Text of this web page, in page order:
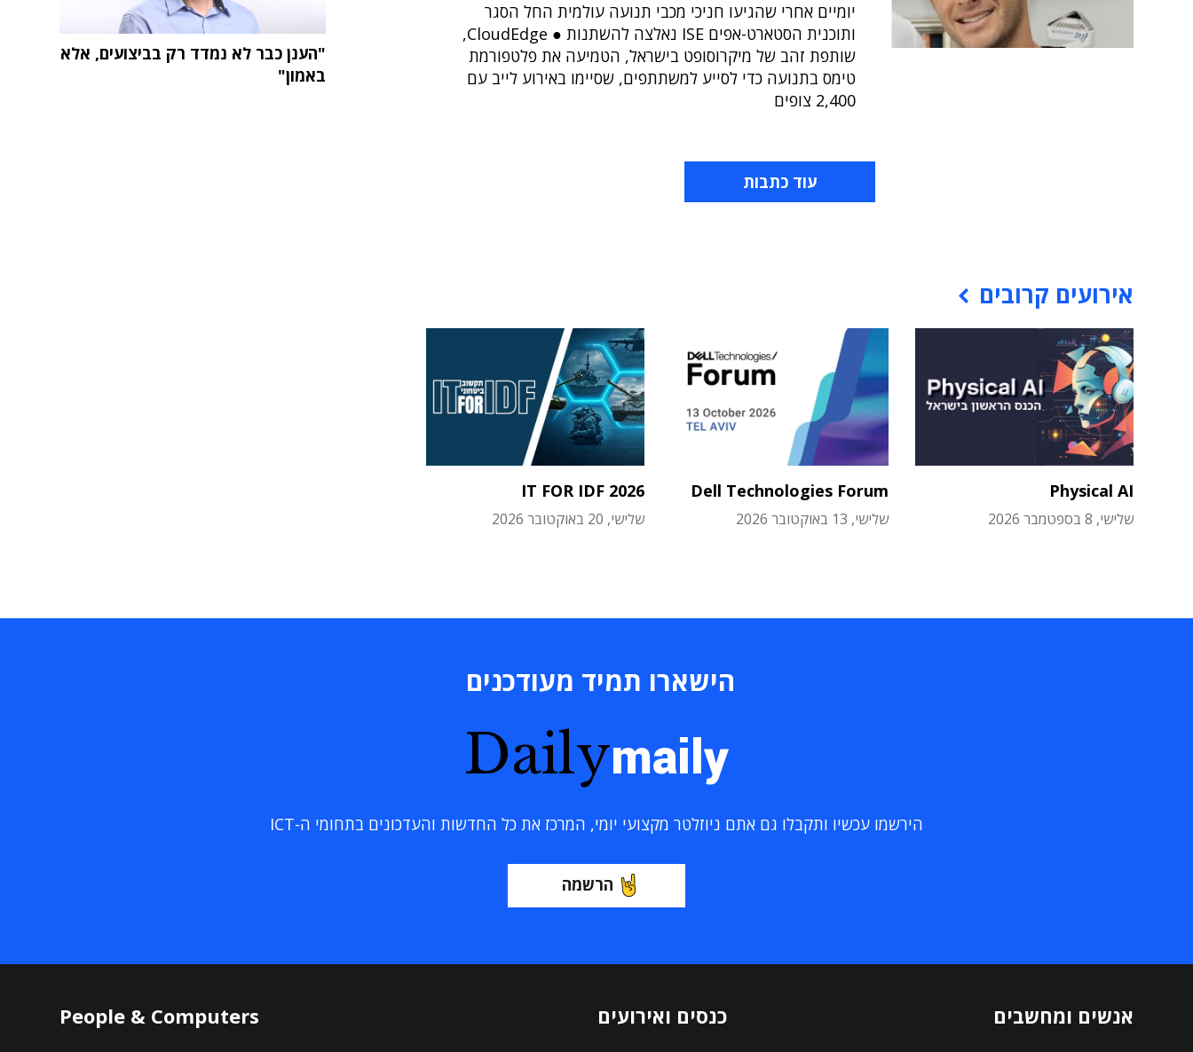
יומיים אחרי שהגיעו חניכי מכבי תנועה עולמית החל הסגר
ותוכנית הסטארט-אפים ISE נאלצה להשתנות ● CloudEdge,
שותפת זהב של מיקרוסופט בישראל, הטמיעה את פלטפורמת
טימס בתנועה כדי לסייע למשתתפים, שסיימו באירוע לייב עם
2,400 צופים
עוד כתבות
אירועים קרובים
Physical AI
שלישי, 8 בספטמבר 2026
Dell Technologies Forum
שלישי, 13 באוקטובר 2026
IT FOR IDF 2026
שלישי, 20 באוקטובר 2026
"הענן כבר לא נמדד רק בביצועים, אלא
באמון"
הישארו תמיד מעודכנים
Dailymaily
הירשמו עכשיו ותקבלו גם אתם ניוזלטר מקצועי יומי, המרכז את כל החדשות והעדכונים בתחומי ה-ICT
הרשמה
אנשים ומחשבים כנסים ואירועים People & Computers